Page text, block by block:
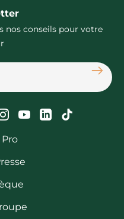
nos conseils pour votre
nous sur
Suivez-nous sur
Suivez-nous
Suivez-Suivez-